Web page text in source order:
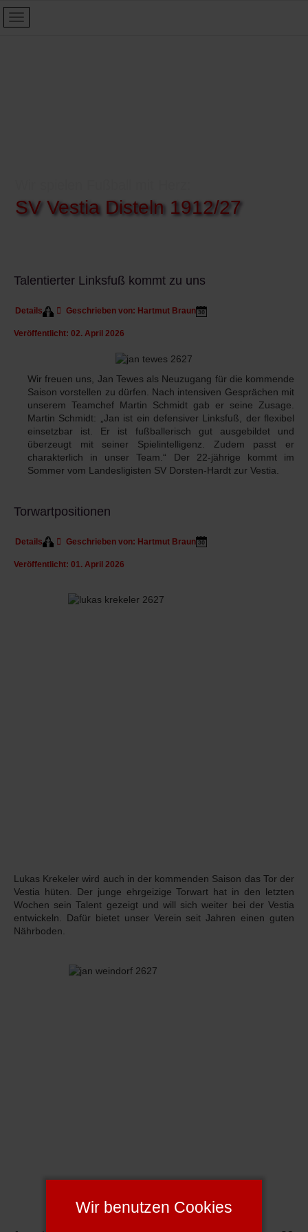
SV Vestia Disteln 1912/27
Talentierter Linksfuß kommt zu uns
Details Geschrieben von: Hartmut Braun
Veröffentlicht: 02. April 2026
Wir freuen uns, Jan Tewes als Neuzugang für die kommende
Saison vorstellen zu dürfen. Nach intensiven Gesprächen mit
unserem Teamchef Martin Schmidt gab er seine Zusage.
Martin Schmidt: „Jan ist ein defensiver Linksfuß, der flexibel
einsetzbar ist. Er ist fußballerisch gut ausgebildet und
überzeugt mit seiner Spielintelligenz. Zudem passt er
charakterlich in unser Team.“ Der 22-jährige kommt im
Sommer vom Landesligisten SV Dorsten-Hardt zur Vestia.
Torwartpositionen
Details Geschrieben von: Hartmut Braun
Veröffentlicht: 01. April 2026
Lukas Krekeler wird auch in der kommenden Saison das Tor der
Vestia hüten. Der junge ehrgeizige Torwart hat in den letzten
Wochen sein Talent gezeigt und will sich weiter bei der Vestia
entwickeln. Dafür bietet unser Verein seit Jahren einen guten
Nährboden.
Wir benutzen Cookies